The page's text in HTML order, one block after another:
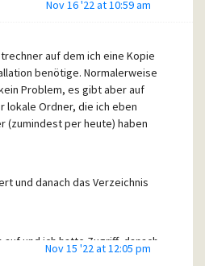
Nov 16 '22 at 10:59 am
auf dem ich eine Kopie
benötige. Normalerweise
Problem, es gibt aber auf
lokale Ordner, die ich eben
(zumindest per heute) haben
und danach das Verzeichnis
auf und ich hatte Zugriff, danach
Nov 15 '22 at 12:05 pm